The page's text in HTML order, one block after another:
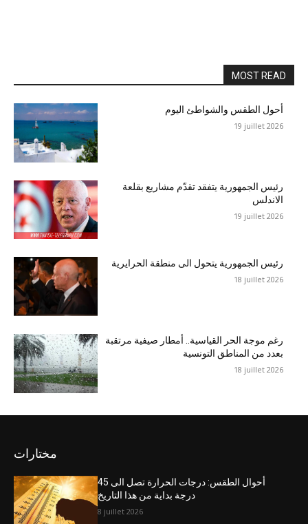
MOST READ
أحول الطقس والشواطئ اليوم
19 juillet 2026
رئيس الجمهورية يتفقد تقدّم مشاريع بقلعة
الاندلس
19 juillet 2026
رئيس الجمهورية يتحول الى منطقة الحرايرية
18 juillet 2026
رغم موجة الحر القياسية.. أمطار صيفية مرتقبة
بعدد من المناطق التونسية
18 juillet 2026
مختارات
أحوال الطقس: درجات الحرارة تصل الى 45
درجة بداية من هذا التاريخ
8 juillet 2026